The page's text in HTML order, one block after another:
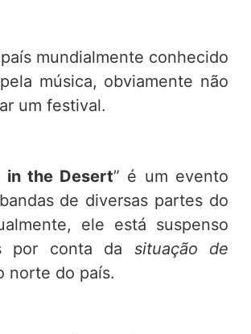
mundialmente conhecido
música, obviamente não
um festival.
in the Desert” é um evento
de diversas partes do
ele está suspenso
por conta da situação de
norte do país.